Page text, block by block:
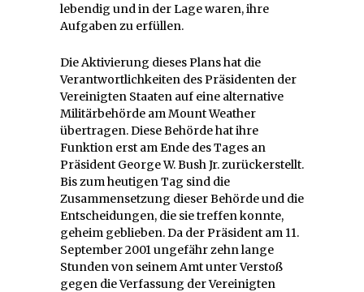
lebendig und in der Lage waren, ihre
Aufgaben zu erfüllen.
Die Aktivierung dieses Plans hat die
Verantwortlichkeiten des Präsidenten der
Vereinigten Staaten auf eine alternative
Militärbehörde am Mount Weather
übertragen. Diese Behörde hat ihre
Funktion erst am Ende des Tages an
Präsident George W. Bush Jr. zurückerstellt.
Bis zum heutigen Tag sind die
Zusammensetzung dieser Behörde und die
Entscheidungen, die sie treffen konnte,
geheim geblieben. Da der Präsident am 11.
September 2001 ungefähr zehn lange
Stunden von seinem Amt unter Verstoß
gegen die Verfassung der Vereinigten